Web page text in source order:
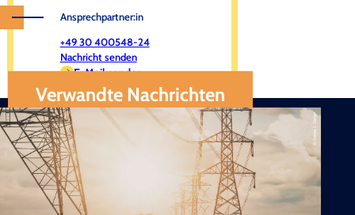
Ansprechpartner:in
+49 30 400548-24
Nachricht senden
E-Mail senden
Verwandte Nachrichten